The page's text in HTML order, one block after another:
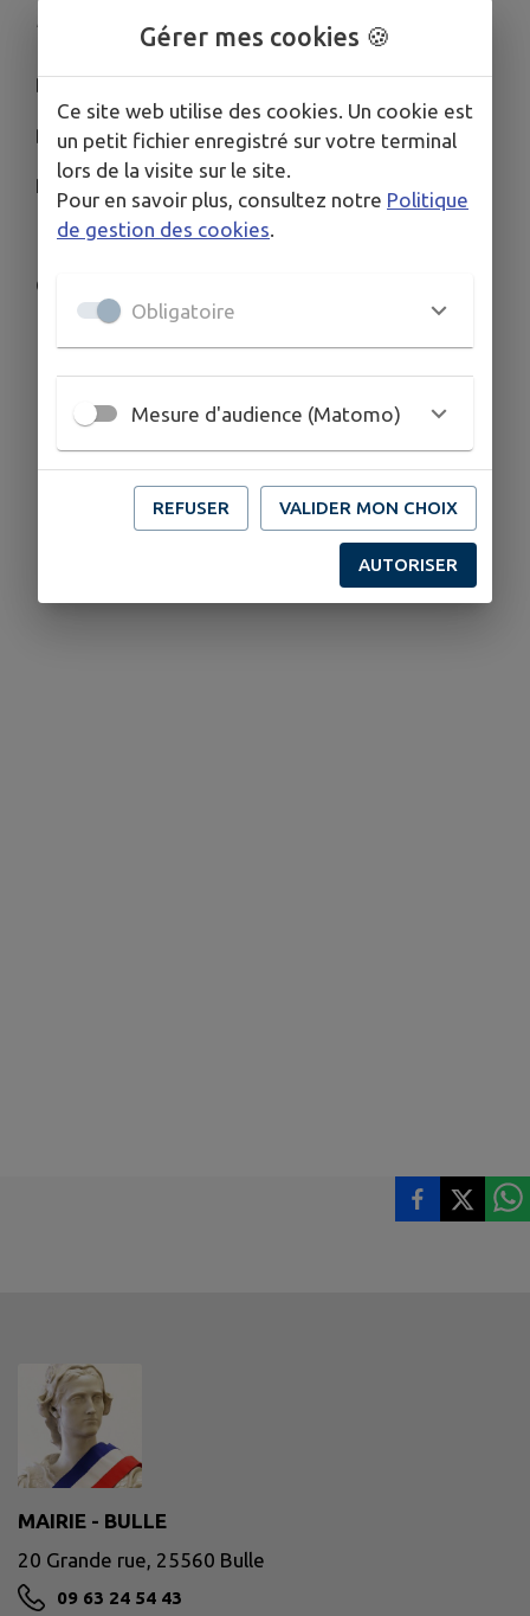
Publié le mercredi 18 mars 2026 - Bulle
BANQUET DES CLASSES EN 1 ET 6
BULLE / BANNANS
RESERVEZ VOTRE DATE
CI JOINT LA FICHE POUR LES INSCRIPTIONS
Télécharger la pièce jointe
MAIRIE - BULLE
20 Grande rue, 25560 Bulle
09 63 24 54 43
Gérer mes cookies 🍪
Ce site web utilise des cookies. Un cookie est
un petit fichier enregistré sur votre terminal
lors de la visite sur le site.
Pour en savoir plus, consultez notre Politique
de gestion des cookies.
Obligatoire
Mesure d'audience (Matomo)
REFUSER VALIDER MON CHOIX
AUTORISER